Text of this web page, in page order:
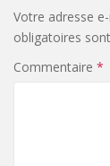
Votre adresse
obligatoires
Commentaire *